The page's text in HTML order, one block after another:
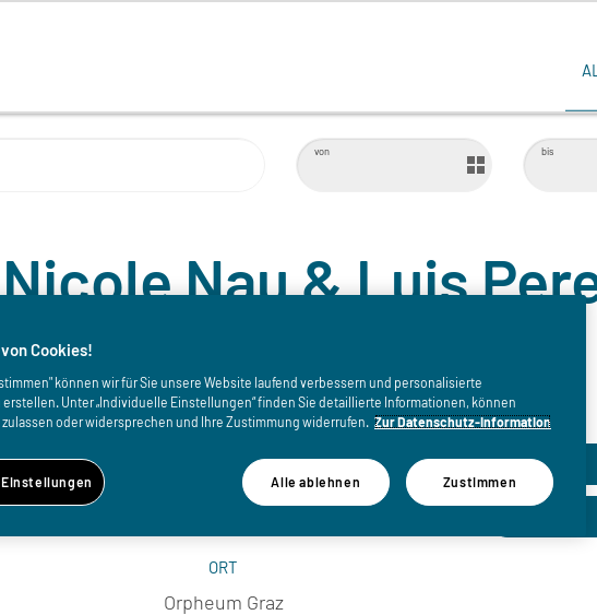
von bis
Nau & Luis
Di, 16.02.2027 - Mo, 01.03.2027
ORT
Orpheum Graz
Cookies!
können wir für Sie unsere Website laufend verbessern und personalisierte
Unter „Individuelle Einstellungen“ finden Sie detaillierte Informationen, können
oder widersprechen und Ihre Zustimmung widerrufen. Zur Datenschutz-Information
Alle ablehnen Zustimmen